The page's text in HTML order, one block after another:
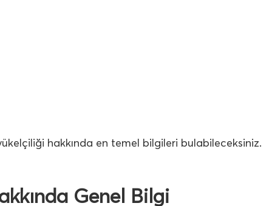
hakkında en temel bilgileri bulabileceksiniz.
Genel Bilgi